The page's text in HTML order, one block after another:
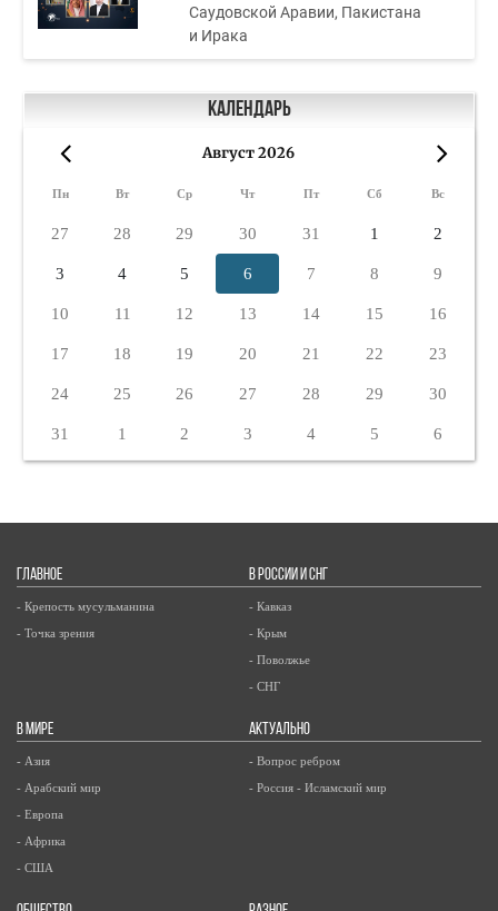
Саудовской Аравии, Пакистана
и Ирака
Календарь
Август 2026
Пн Вт Ср Чт Пт Сб Вс
27 28 29 30 31 1 2
3 4 5 6 7 8 9
10 11 12 13 14 15 16
17 18 19 20 21 22 23
24 25 26 27 28 29 30
31 1 2 3 4 5 6
ГЛАВНОЕ
- Крепость мусульманина
- Точка зрения
В РОССИИ И СНГ
- Кавказ
- Крым
- Поволжье
- СНГ
В МИРЕ
- Азия
- Арабский мир
- Европа
- Африка
- США
АКТУАЛЬНО
- Вопрос ребром
- Россия - Исламский мир